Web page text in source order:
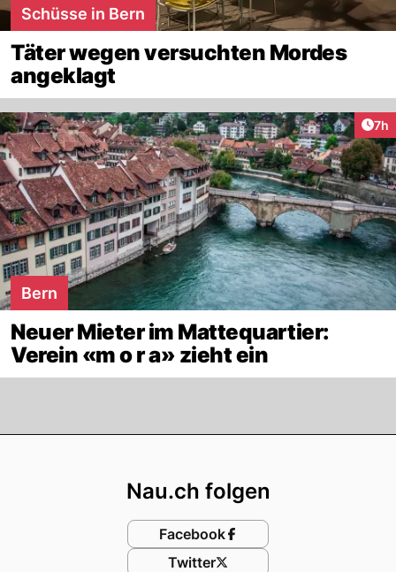
Schüsse in Bern
Täter wegen versuchten Mordes
angeklagt
7h
Bern
Neuer Mieter im Mattequartier:
Verein «m o r a» zieht ein
Nau.ch folgen
Facebook
Twitter